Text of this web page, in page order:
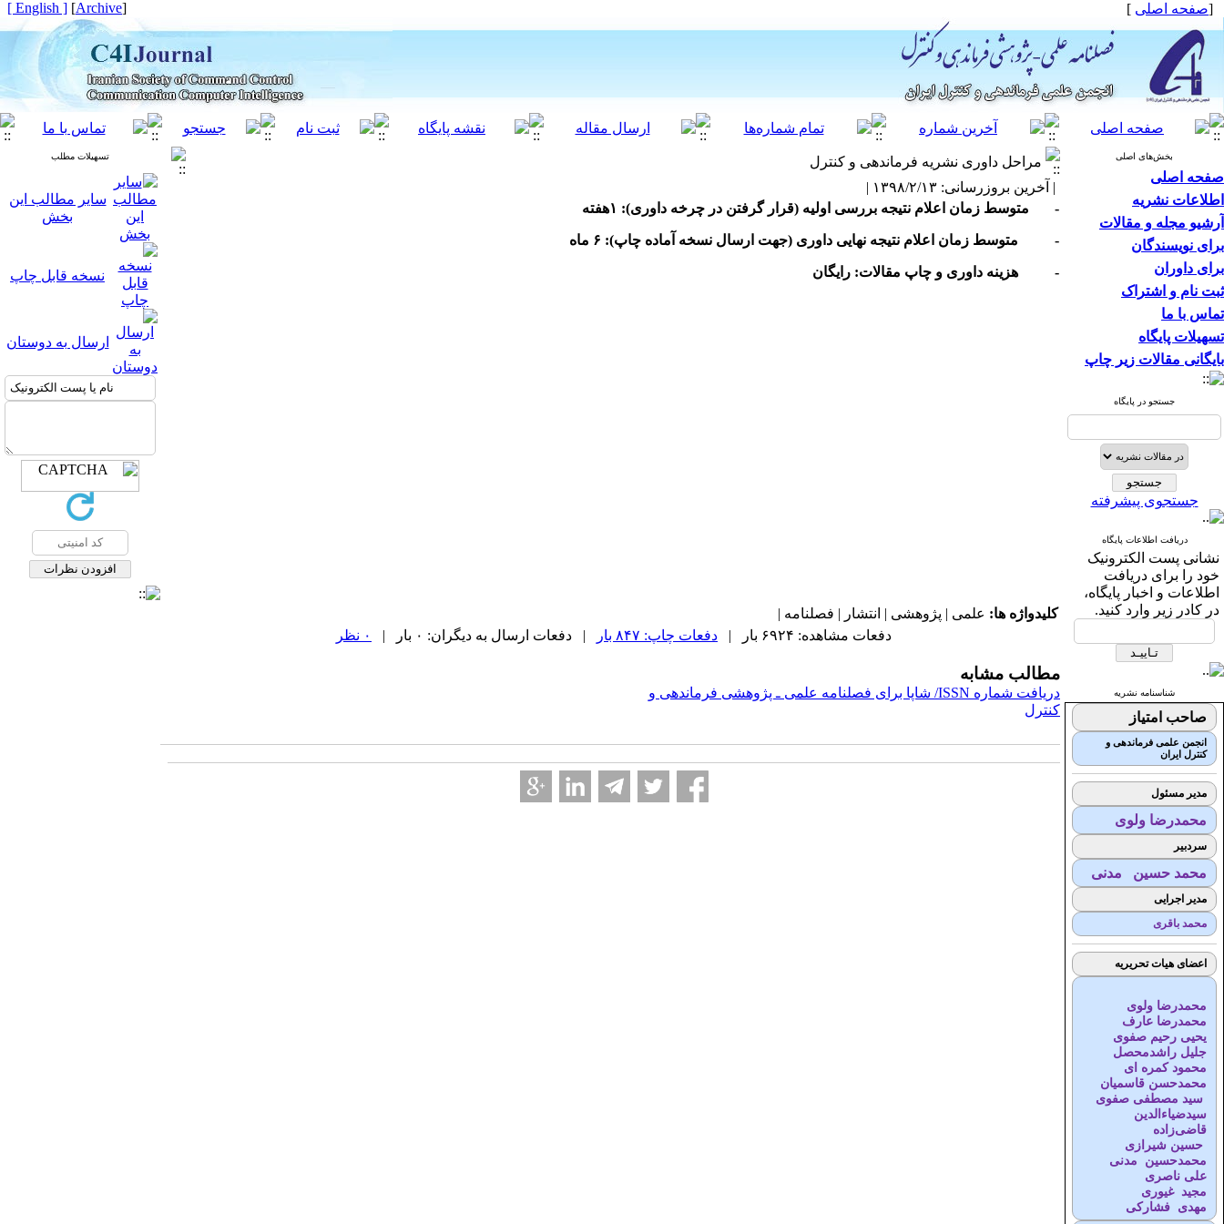
[صفحه اصلی ]
[
Archive
]
[ English ]
بخش‌های اصلی
صفحه اصلی
اطلاعات نشریه
آرشیو مجله و مقالات
برای نویسندگان
برای داوران
ثبت نام و اشتراک
تماس با ما
تسهیلات پایگاه
بایگانی مقالات زیر چاپ
جستجو در پایگاه
جستجوی پیشرفته
دریافت اطلاعات پایگاه
نشانی پست الکترونیک
خود را برای دریافت
اطلاعات و اخبار پایگاه،
در کادر زیر وارد کنید.
شناسنامه نشریه
صاحب امتیاز
انجمن علمی فرماندهی و
کنترل ایران
مدیر مسئول
محمدرضا ولوی
سردبیر
محمد حسین مدنی
مدیر اجرایی
محمد باقری
اعضای هیات تحریریه
محمدرضا ولوی
محمدرضا عارف
یحیی رحیم صفوی
جلیل راشدمحصل
محمود کمره ای
محمدحسن قاسمیان
سید مصطفی صفوی
سیدضیاء‌الدین
قاضی‌زاده
حسین شیرازی
محمدحسین مدنی
علی ناصری
مجید غیوری
مهدی فشارکی
مراحل داوری نشریه فرماندهی و کنترل
| آخرین بروزرسانی: ۱۳۹۸/۲/۱۳ |
- متوسط زمان اعلام نتیجه بررسی اولیه (قرار گرفتن در چرخه داوری): ۱هفته
- متوسط زمان اعلام نتیجه نهایی داوری (جهت ارسال نسخه آماده چاپ): ۶ ماه
- هزینه داوری و چاپ مقالات: رایگان
تسهیلات مطلب
سایر مطالب این
بخش
نسخه قابل چاپ
ارسال به دوستان
کلیدواژه ها: علمی | پژوهشی | انتشار | فصلنامه |
دفعات مشاهده: ۶۹۲۴ بار |
دفعات چاپ: ۸۴۷ بار | دفعات ارسال به دیگران: ۰ بار | ۰ نظر
مطالب مشابه
دریافت شماره ISSN/ شاپا برای فصلنامه علمی ـ‌ پژوهشی فرماندهی و
کنترل